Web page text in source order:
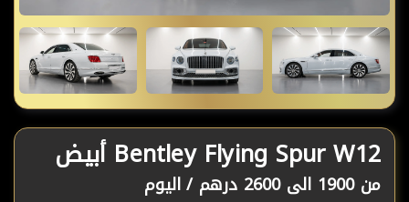
Bentley Flying Spur W12 أبيض
من1900 الى 2600 درهم / اليوم